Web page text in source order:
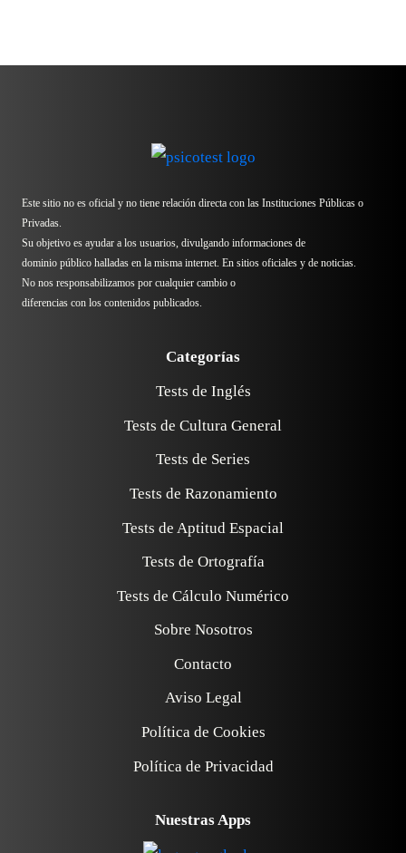
Este sitio no es oficial y no tiene relación directa con las Instituciones Públicas o
Privadas.
Su objetivo es ayudar a los usuarios, divulgando informaciones de
dominio público halladas en la misma internet. En sitios oficiales y de noticias.
No nos responsabilizamos por cualquier cambio o
diferencias con los contenidos publicados.
Categorías
Tests de Inglés
Tests de Cultura General
Tests de Series
Tests de Razonamiento
Tests de Aptitud Espacial
Tests de Ortografía
Tests de Cálculo Numérico
Sobre Nosotros
Contacto
Aviso Legal
Política de Cookies
Política de Privacidad
Nuestras Apps